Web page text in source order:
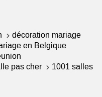
décoration mariage
en Belgique
pas cher
1001 salles